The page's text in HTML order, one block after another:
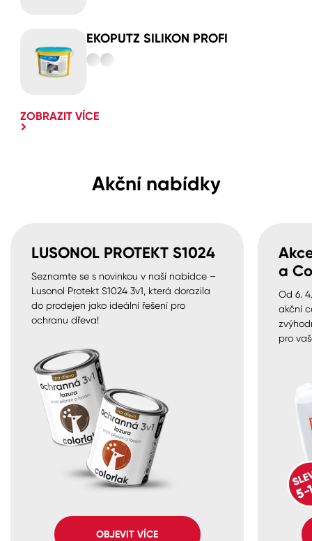
EKOPUTZ SILIKON PROFI
ZOBRAZIT VÍCE
Akční nabídky
LUSONOL PROTEKT S1024
Seznamte se s novinkou v naší nabídce –
Lusonol Protekt S1024 3v1, která dorazila
do prodejen jako ideální řešení pro
ochranu dřeva!
OBJEVIT VÍCE
a
Od 6.
akční
pro